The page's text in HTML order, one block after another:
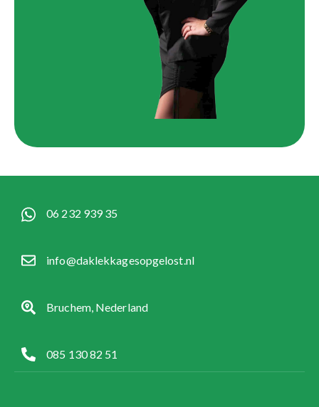
06 232 939 35
info@daklekkagesopgelost.nl
Bruchem, Nederland
085 130 82 51